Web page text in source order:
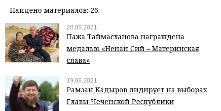
Найдено материалов: 26.
20.09.2021
Пажа Таймасханова награждена
медалью «Ненан Сий – Материнская
слава»
19.09.2021
Рамзан Кадыров лидирует на выборах
Главы Чеченской Республики